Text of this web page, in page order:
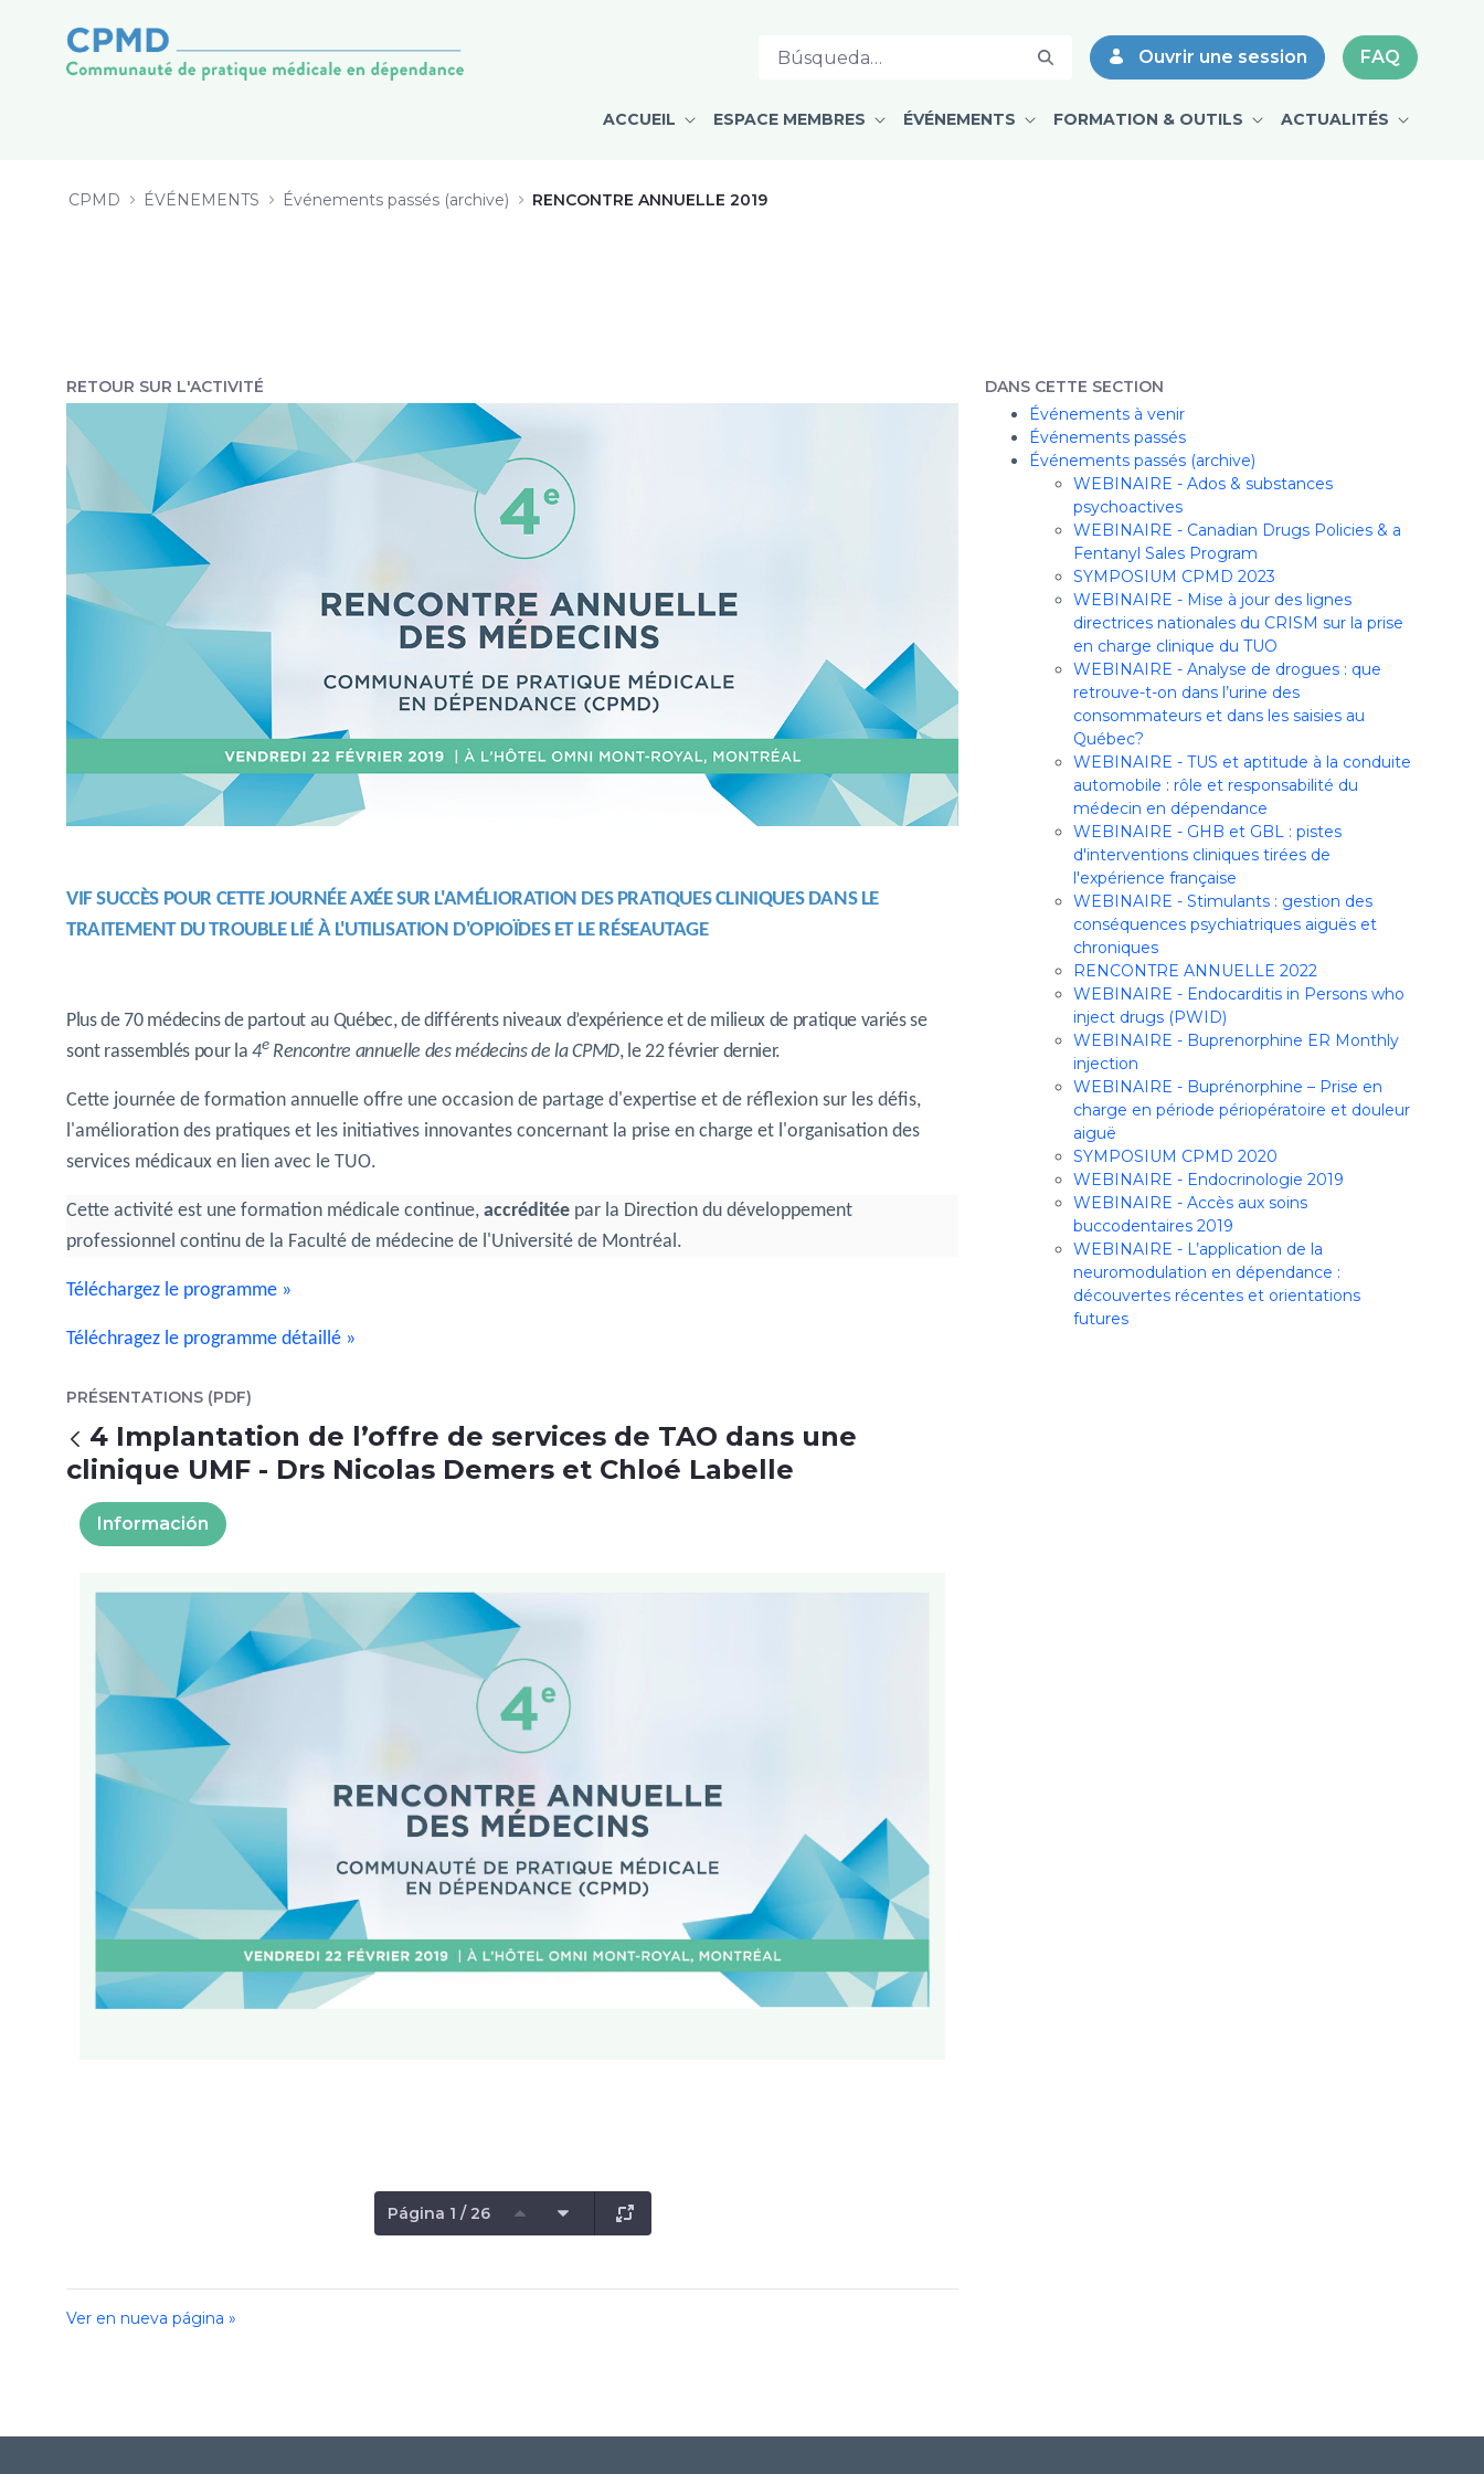
Ouvrir une session FAQ
ACCUEIL ESPACE MEMBRES ÉVÉNEMENTS FORMATION & OUTILS ACTUALITÉS
CPMD ÉVÉNEMENTS Événements passés (archive) RENCONTRE ANNUELLE 2019
RETOUR SUR L'ACTIVITÉ
VIF SUCCÈS POUR CETTE JOURNÉE AXÉE SUR L'AMÉLIORATION DES PRATIQUESCLINIQUESDANS LE
TRAITEMENT DU TROUBLE LIÉ À L'UTILISATION D'OPIOÏDES ET LE RÉSEAUTAGE
Plus de 70 médecins de partout au Québec, de différents niveaux d’expérience et de milieux de pratique variés se
sont rassemblés pour la4eRencontre annuelle des médecins de la CPMD, le 22 février dernier.
Cette journée de formation annuelle offre une occasion de partage d'expertise et de réflexion sur les défis,
l'amélioration des pratiques et les initiatives innovantes concernant la prise en charge et l'organisation des
services médicaux en lien avec le TUO.
Cette activité est une formation médicale continue, accréditée par la Direction du développement
professionnel continu de la Faculté de médecine de l'Université de Montréal.
Téléchargez le programme »
Téléchragez le programme détaillé »
PRÉSENTATIONS (PDF)
Atrás
4 Implantation de l’offre de services de TAO dans une
clinique UMF - Drs Nicolas Demers et Chloé Labelle
Información
Página 1 / 26
Ver en nueva página »
DANS CETTE SECTION
Événements à venir
Événements passés
Événements passés (archive)
WEBINAIRE - Ados & substances
psychoactives
WEBINAIRE - Canadian Drugs Policies & a
Fentanyl Sales Program
SYMPOSIUM CPMD 2023
WEBINAIRE - Mise à jour des lignes
directrices nationales du CRISM sur la prise
en charge clinique du TUO
WEBINAIRE - Analyse de drogues : que
retrouve-t-on dans l’urine des
consommateurs et dans les saisies au
Québec?
WEBINAIRE - TUS et aptitude à la conduite
automobile : rôle et responsabilité du
médecin en dépendance
WEBINAIRE - GHB et GBL : pistes
d'interventions cliniques tirées de
l'expérience française
WEBINAIRE - Stimulants : gestion des
conséquences psychiatriques aiguës et
chroniques
RENCONTRE ANNUELLE 2022
WEBINAIRE - Endocarditis in Persons who
inject drugs (PWID)
WEBINAIRE - Buprenorphine ER Monthly
injection
WEBINAIRE - Buprénorphine – Prise en
charge en période périopératoire et douleur
aiguë
SYMPOSIUM CPMD 2020
WEBINAIRE - Endocrinologie 2019
WEBINAIRE - Accès aux soins
buccodentaires 2019
WEBINAIRE - L’application de la
neuromodulation en dépendance :
découvertes récentes et orientations
futures